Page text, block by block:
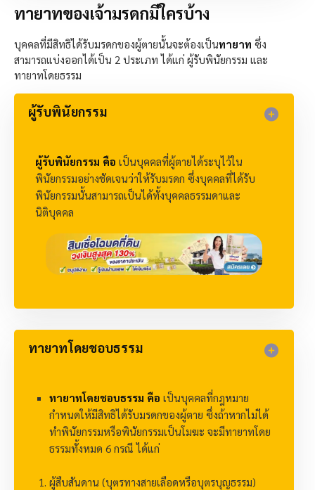
ทายาทของเจ้ามรดกมีใครบ้าง
บุคคลที่มีสิทธิได้รับมรดกของผู้ตายนั้นจะต้องเป็นทายาท ซึ่ง
สามารถแบ่งออกได้เป็น 2 ประเภท ได้แก่ ผู้รับพินัยกรรม และ
ทายาทโดยธรรม
ผู้รับพินัยกรรม​
ผู้รับพินัยกรรม คือ เป็นบุคคลที่ผู้ตายได้ระบุไว้ใน
พินัยกรรมอย่างชัดเจนว่าให้รับมรดก ซึ่งบุคคลที่ได้รับ
พินัยกรรมนั้นสามารถเป็นได้ทั้งบุคคลธรรมดาและ
นิติบุคคล
ทายาทโดยชอบธรรม​
ทายาทโดยชอบธรรม คือ เป็นบุคคลที่กฎหมาย
กำหนดให้มีสิทธิได้รับมรดกของผู้ตาย ซึ่งถ้าหากไม่ได้
ทำพินัยกรรมหรือพินัยกรรมเป็นโมฆะ จะมีทายาทโดย
ธรรมทั้งหมด 6 กรณี ได้แก่
ผู้สืบสันดาน (บุตรทางสายเลือดหรือบุตรบุญธรรม)